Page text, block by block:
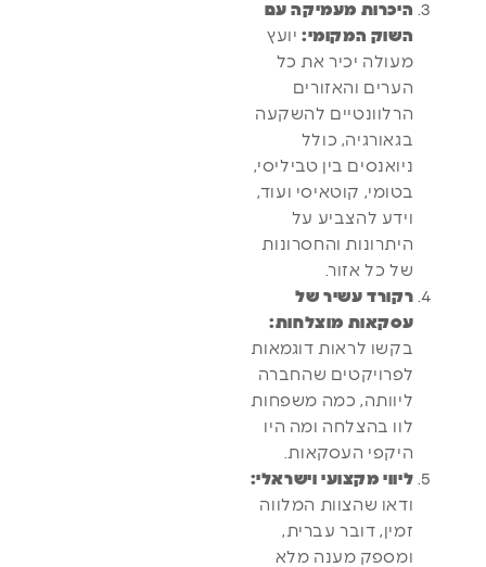
היכרות מעמיקה עם
השוק המקומי: יועץ
מעולה יכיר את כל
הערים והאזורים
הרלוונטיים להשקעה
בגאורגיה, כולל
ניואנסים בין טביליסי,
בטומי, קוטאיסי ועוד,
וידע להצביע על
היתרונות והחסרונות
של כל אזור.
רקורד עשיר של
עסקאות מוצלחות:
בקשו לראות דוגמאות
לפרויקטים שהחברה
ליוותה, כמה משפחות
לוו בהצלחה ומה היו
היקפי העסקאות.
ליווי מקצועי וישראלי:
ודאו שהצוות המלווה
זמין, דובר עברית,
ומספק מענה מלא